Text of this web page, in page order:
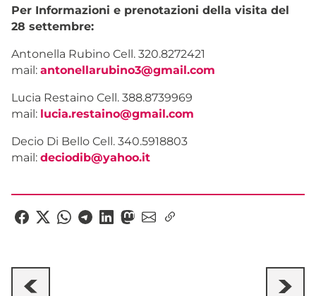
Per Informazioni e prenotazioni della visita del
28 settembre:
Antonella Rubino Cell. 320.8272421
mail: antonellarubino3@gmail.com
Lucia Restaino Cell. 388.8739969
mail: lucia.restaino@gmail.com
Decio Di Bello Cell. 340.5918803
mail: deciodib@yahoo.it